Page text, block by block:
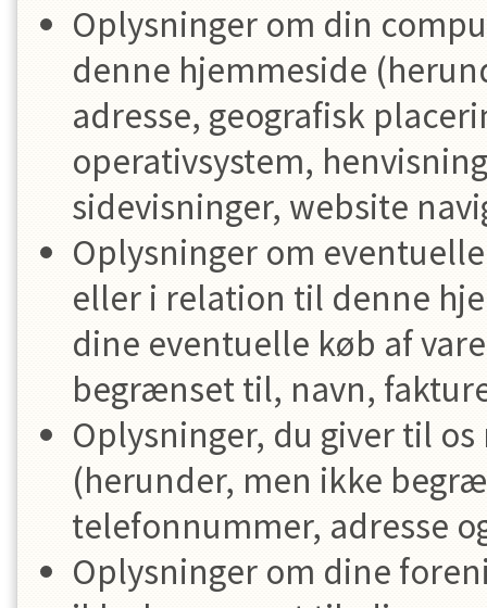
Oplysninger om din
denne hjemmeside
adresse, geografisk
operativsystem,
sidevisninger, website
Oplysninger om
eller i relation til denne
dine eventuelle køb af
begrænset til, navn,
Oplysninger, du giver til
(herunder, men ikke
telefonnummer, adresse
Oplysninger om dine